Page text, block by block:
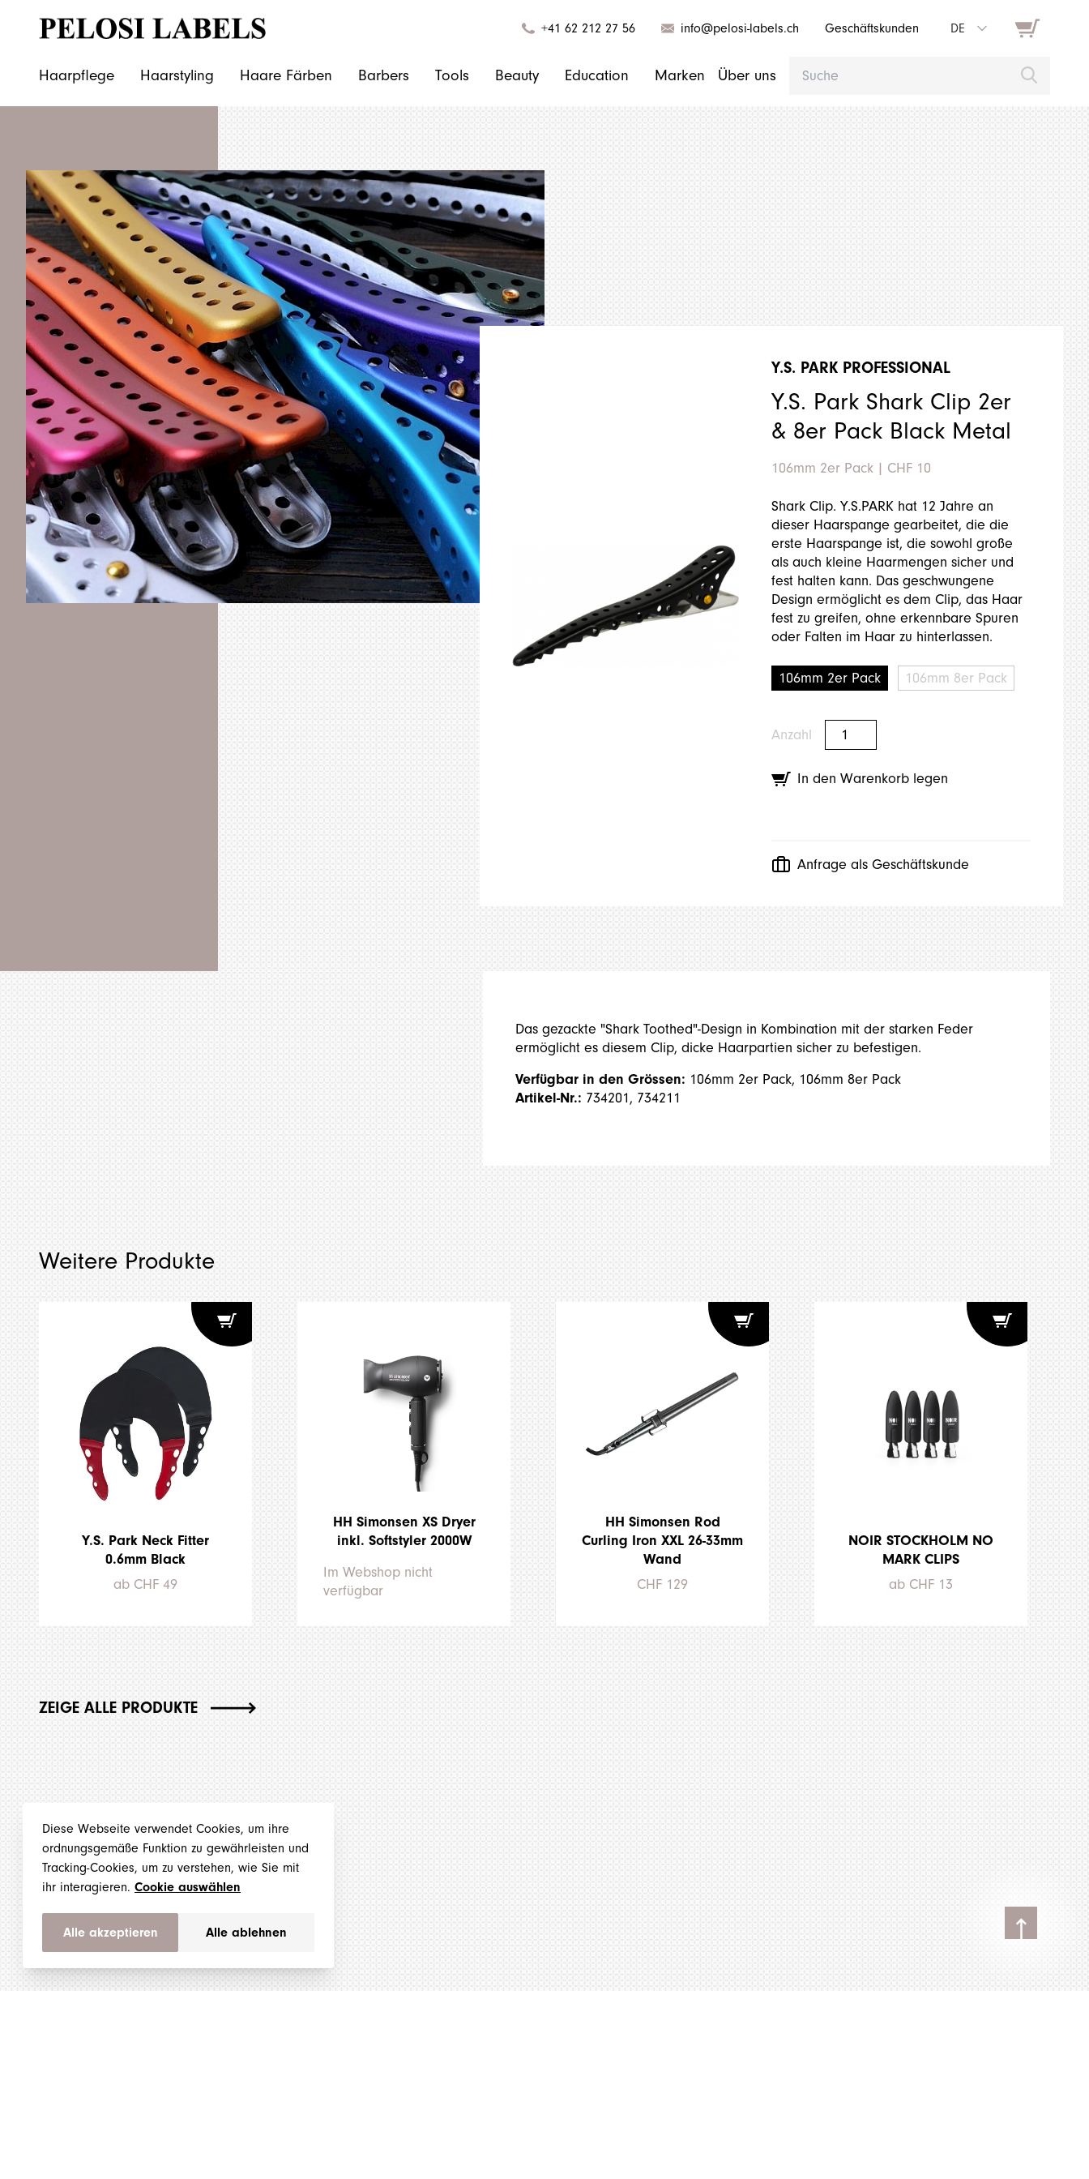
Diese Webseite verwendet Cookies, um ihre
ordnungsgemäße Funktion zu gewährleisten und
Tracking-Cookies, um zu verstehen, wie Sie mit
ihr interagieren. Cookie auswählen
Alle akzeptieren Alle ablehnen
+41 62 212 27 56 info@pelosi-labels.ch Geschäftskunden DE
Haarpflege Haarstyling Haare Färben Barbers Tools Beauty Education Marken Über uns
Y.S. PARK PROFESSIONAL
Y.S. Park Shark Clip 2er
& 8er Pack Black Metal
106mm 2er Pack | CHF 10
Shark Clip. Y.S.PARK hat 12 Jahre an
dieser Haarspange gearbeitet, die die
erste Haarspange ist, die sowohl große
als auch kleine Haarmengen sicher und
fest halten kann. Das geschwungene
Design ermöglicht es dem Clip, das Haar
fest zu greifen, ohne erkennbare Spuren
oder Falten im Haar zu hinterlassen.
106mm 2er Pack 106mm 8er Pack
Anzahl
In den Warenkorb legen
Anfrage als Geschäftskunde
Das gezackte "Shark Toothed"-Design in Kombination mit der starken Feder
ermöglicht es diesem Clip, dicke Haarpartien sicher zu befestigen.
Verfügbar in den Grössen: 106mm 2er Pack, 106mm 8er Pack
Artikel-Nr.: 734201, 734211
Weitere Produkte
Y.S. Park Neck Fitter
0.6mm Black
ab CHF 49
HH Simonsen XS Dryer
inkl. Softstyler 2000W
Im Webshop nicht
verfügbar
HH Simonsen Rod
Curling Iron XXL 26-33mm
Wand
CHF 129
NOIR STOCKHOLM NO
MARK CLIPS
ab CHF 13
ZEIGE ALLE PRODUKTE